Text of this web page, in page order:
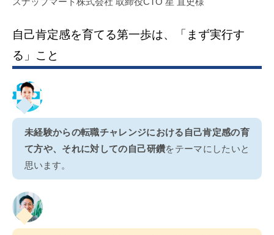
自己肯定感を育てる第一歩は、「まず実行す
る」こと
未経験からの転職チャレンジにおける自己肯定感の育
て方や、それに対しての自己研鑽をテーマにしたいと
思います。